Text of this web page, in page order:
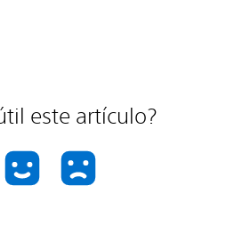
este artículo?